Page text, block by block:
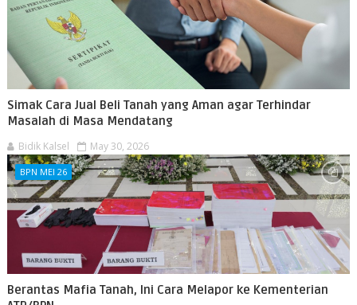
Simak Cara Jual Beli Tanah yang Aman agar Terhindar
Masalah di Masa Mendatang
Bidik Kalsel May 30, 2026
BPN MEI 26
Berantas Mafia Tanah, Ini Cara Melapor ke Kementerian